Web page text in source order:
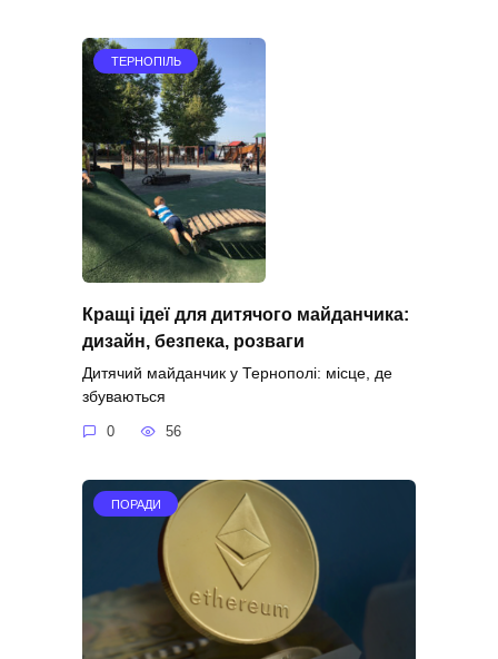
ТЕРНОПІЛЬ
Кращі ідеї для дитячого майданчика:
дизайн, безпека, розваги
Дитячий майданчик у Тернополі: місце, де
збуваються
0 56
ПОРАДИ